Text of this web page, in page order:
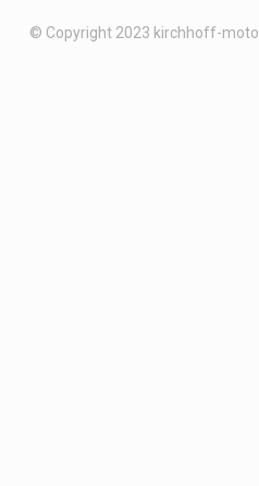
© Copyright 2023 kirchhoff-moto